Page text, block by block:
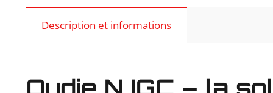
Description et informations
Oudie N IGC – la